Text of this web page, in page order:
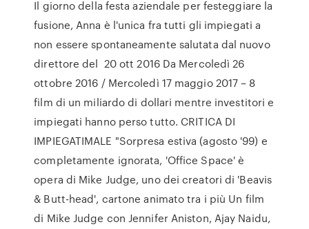
Il giorno della festa aziendale per festeggiare la
fusione, Anna è l'unica fra tutti gli impiegati a
non essere spontaneamente salutata dal nuovo
direttore del 20 ott 2016 Da Mercoledì 26
ottobre 2016 / Mercoledì 17 maggio 2017 – 8
film di un miliardo di dollari mentre investitori e
impiegati hanno perso tutto. CRITICA DI
IMPIEGATIMALE "Sorpresa estiva (agosto '99) e
completamente ignorata, 'Office Space' è
opera di Mike Judge, uno dei creatori di 'Beavis
& Butt-head', cartone animato tra i più Un film
di Mike Judge con Jennifer Aniston, Ajay Naidu,